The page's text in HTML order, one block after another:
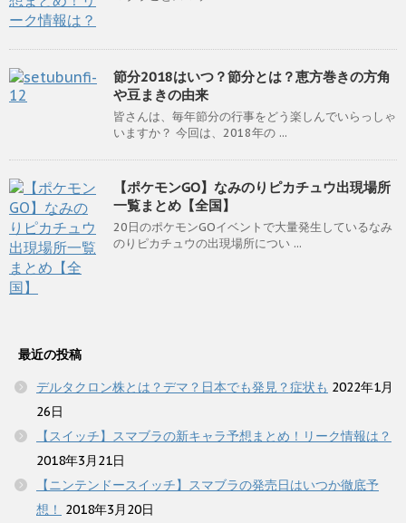
節分2018はいつ？節分とは？恵方巻きの方角
や豆まきの由来
皆さんは、毎年節分の行事をどう楽しんでいらっしゃ
いますか？ 今回は、2018年の ...
【ポケモンGO】なみのりピカチュウ出現場所
一覧まとめ【全国】
20日のポケモンGOイベントで大量発生しているなみ
のりピカチュウの出現場所につい ...
最近の投稿
デルタクロン株とは？デマ？日本でも発見？症状も 2022年1月
26日
【スイッチ】スマブラの新キャラ予想まとめ！リーク情報は？
2018年3月21日
【ニンテンドースイッチ】スマブラの発売日はいつか徹底予
想！
2018年3月20日